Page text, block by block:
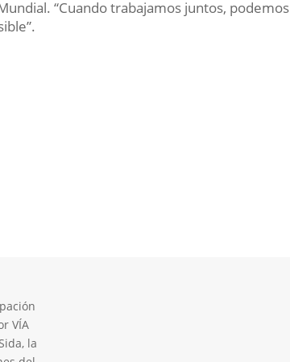
“Cuando trabajamos juntos, podemos
VÍA
la